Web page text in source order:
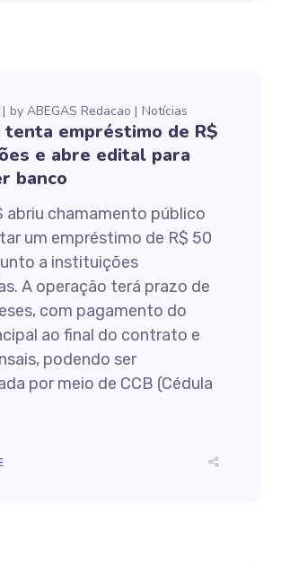
byABEGAS Redacao Notícias
tenta empréstimo de R$
e abre edital para
banco
abriu chamamento público
um empréstimo de R$ 50
a instituições
A operação terá prazo de
com pagamento do
ao final do contrato e
podendo ser
por meio de CCB (Cédula